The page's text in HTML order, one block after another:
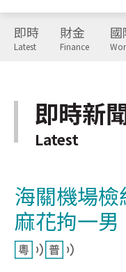
即時
Latest
財金
Finance
國
即時新
Latest
海關機場
麻花拘一男